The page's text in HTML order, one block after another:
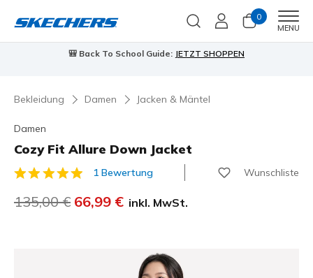
0
MENU
🎒 Back To School Guide: JETZT SHOPPEN
Bekleidung Damen Jacken & Mäntel
Damen
Cozy Fit Allure Down Jacket
4,9 von 5 Kundenbewertungen
1 Bewertung Wunschliste
Reduziert von
135,00 € auf
66,99 € inkl. MwSt.